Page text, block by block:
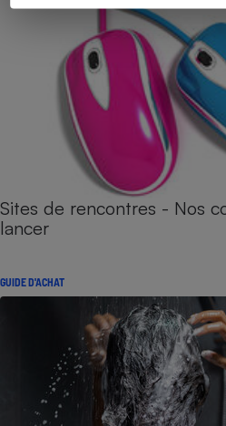
Sites de rencontres - Nos
lancer
GUIDE D'ACHAT